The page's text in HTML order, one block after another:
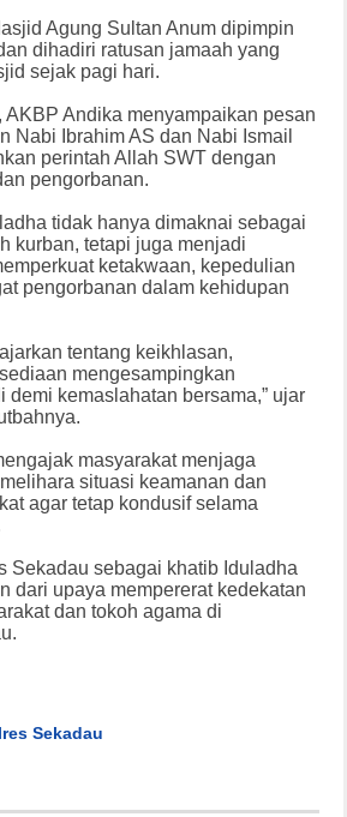
Agung Sultan Anum dipimpin
dihadiri ratusan jamaah yang
sejak pagi hari.
AKBP Andika menyampaikan pesan
Nabi Ibrahim AS dan Nabi Ismail
perintah Allah SWT dengan
pengorbanan.
tidak hanya dimaknai sebagai
kurban, tetapi juga menjadi
ketakwaan, kepedulian
pengorbanan dalam kehidupan
tentang keikhlasan,
mengesampingkan
demi kemaslahatan bersama,” ujar
masyarakat menjaga
situasi keamanan dan
agar tetap kondusif selama
Sekadau sebagai khatib Iduladha
dari upaya mempererat kedekatan
dan tokoh agama di
Sekadau